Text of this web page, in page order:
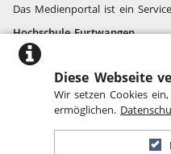
Diese Webseite
Wir setzen Cookies
ermöglichen.
Das Medienportal ist ein
Hochschule Furtwangen
Informatik, Technik, Wirtschaft,
Fragen und Probleme
Website des Informations-
Barrierefreiheit